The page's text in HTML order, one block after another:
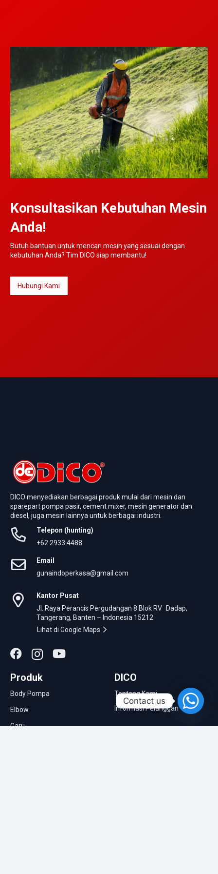
Konsultasikan Kebutuhan Mesin
Anda!
Butuh bantuan untuk mencari mesin yang sesuai dengan
kebutuhan Anda? Tim DICO siap membantu!
Hubungi Kami
DICO menyediakan berbagai produk mulai dari mesin dan
sparepart pompa pasir, cement mixer, mesin generator dan
diesel, juga mesin lainnya untuk berbagai industri.
Telepon (hunting)
+62 2933 4488
Email
gunaindoperkasa@gmail.com
Kantor Pusat
Jl. Raya Perancis Pergudangan 8 Blok RV Dadap,
Tangerang, Banten – Indonesia 15212
Lihat di Google Maps
Produk
Body Pompa
Elbow
Garu
DICO
Tentang Kami
Informasi Pelanggan
Contact us